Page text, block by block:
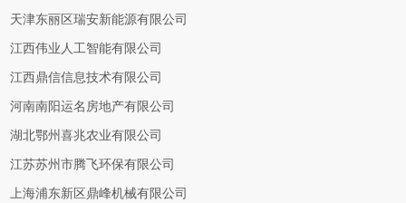
天津东丽区瑞安新能源有限公司
江西伟业人工智能有限公司
江西鼎信信息技术有限公司
河南南阳运名房地产有限公司
湖北鄂州喜兆农业有限公司
江苏苏州市腾飞环保有限公司
上海浦东新区鼎峰机械有限公司